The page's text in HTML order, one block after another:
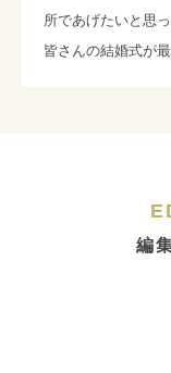
所であげたいと思
皆さんの結婚式が
編